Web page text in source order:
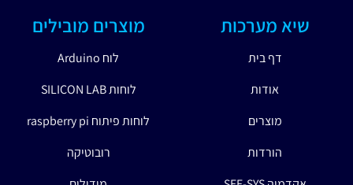
שיא מערכות
דף בית
אודות
מוצרים
הורדות
מוצרים מובילים
לוח Arduino
לוחות SILICON LAB
לוחות פיתוח raspberry pi
רובוטיקה